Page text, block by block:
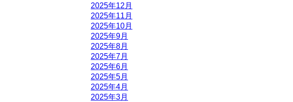
2025年12月
2025年11月
2025年10月
2025年9月
2025年8月
2025年7月
2025年6月
2025年5月
2025年4月
2025年3月